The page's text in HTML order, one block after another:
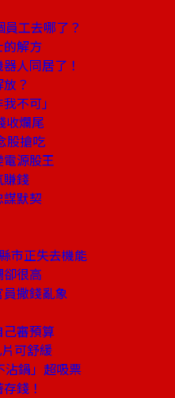
工去哪了？
的解方
人同居了！
？
不可」
爛尾
股搶吃
源股王
錢
默契
市正失去機能
很高
撒錢亂象
審預算
可舒緩
鍋」超吸票
錢！